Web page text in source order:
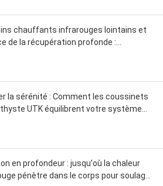
chauffants infrarouges lointains et
de la récupération profonde :
la sérénité : Comment les coussinets
UTK équilibrent votre système
en profondeur : jusqu'où la chaleur
pénètre dans le corps pour soulager